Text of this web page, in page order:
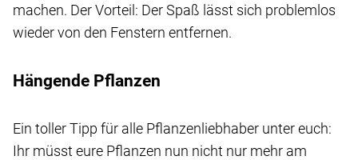
machen. Der Vorteil: Der Spaß lässt sich problemlos
wieder von den Fenstern entfernen.
Hängende Pflanzen
Ein toller Tipp für alle Pflanzenliebhaber unter euch:
Ihr müsst eure Pflanzen nun nicht nur mehr am